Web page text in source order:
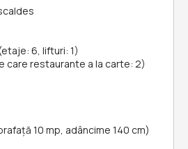
6, lifturi: 1)
care restaurante a la carte: 2)
10 mp, adâncime 140 cm)